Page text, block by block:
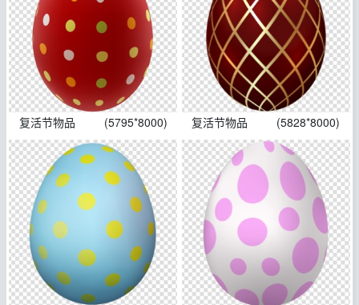
复活节物品 (5795*8000) 复活节物品 (5828*8000)